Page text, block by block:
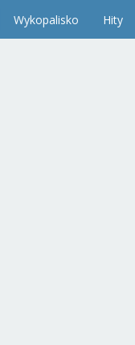
Wykopalisko Hity